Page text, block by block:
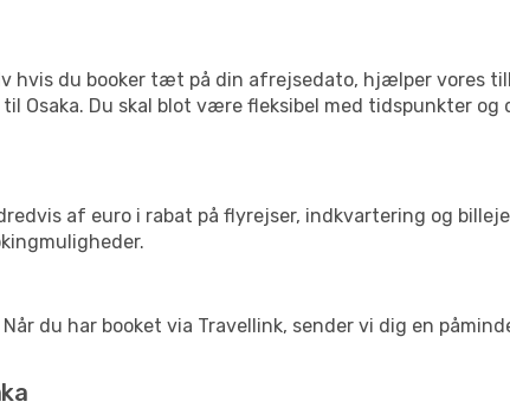
hvis du booker tæt på din afrejsedato, hjælper vores
Du skal blot være fleksibel med tidspunkter og
af euro i rabat på flyrejser, indkvartering og
du har booket via Travellink, sender vi dig en